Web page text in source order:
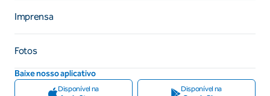
Imprensa
Fotos
Baixe nosso aplicativo
Disponível na
Disponível na